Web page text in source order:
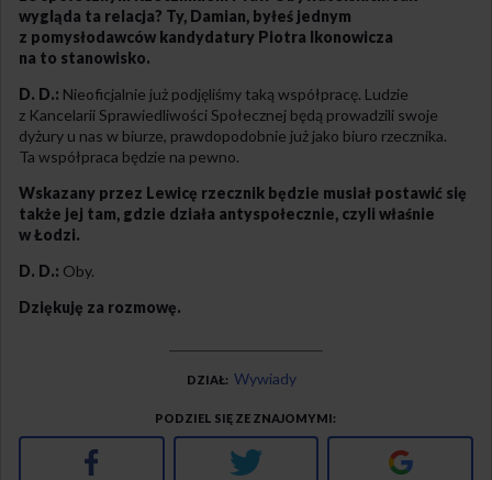
wygląda ta relacja? Ty, Damian, byłeś jednym
z pomysłodawców kandydatury Piotra Ikonowicza
na to stanowisko.
D. D.: Nieoficjalnie już podjęliśmy taką współpracę. Ludzie
z Kancelarii Sprawiedliwości Społecznej będą prowadzili swoje
dyżury u nas w biurze, prawdopodobnie już jako biuro rzecznika.
Ta współpraca będzie na pewno.
Wskazany przez Lewicę rzecznik będzie musiał postawić się
także jej tam, gdzie działa antyspołecznie, czyli właśnie
w Łodzi.
D. D.: Oby.
Dziękuję za rozmowę.
DZIAŁ Wywiady
PODZIEL SIĘ ZE ZNAJOMYMI
Facebook Twitter Google+